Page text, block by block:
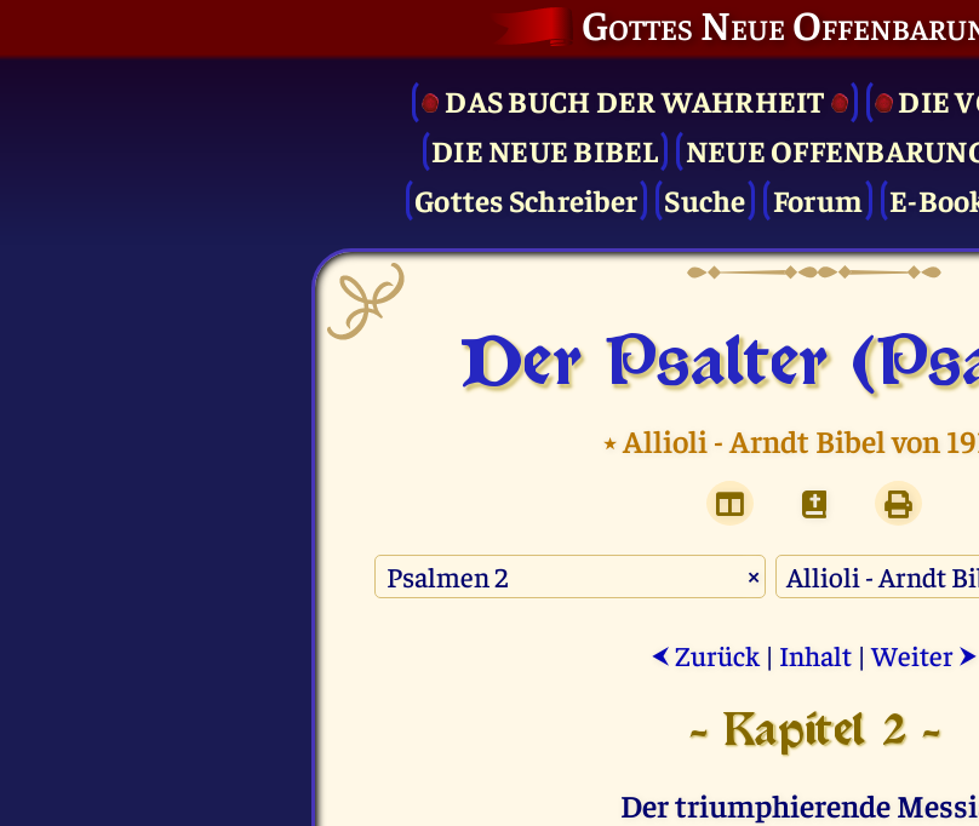
Gottes Neue
DAS BUCH DER WAHRHEIT
DIE
DIE NEUE BIBEL
NEUE
Gottes Schreiber
Suche Forum E-
Der Psalter
⭑Allioli - Arndt Bibel von
×
⮜ Zurück | Inhalt |Weiter ⮞
- Kapitel 2 -
Der triumphierende